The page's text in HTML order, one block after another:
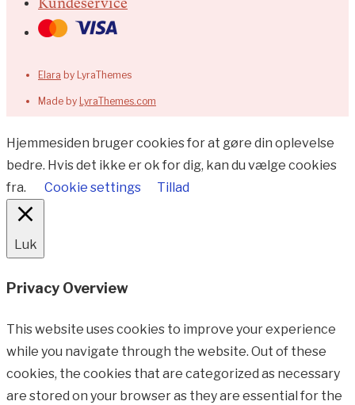
Elara by LyraThemes
Made by LyraThemes.com
Hjemmesiden bruger cookies for at gøre din oplevelse
bedre. Hvis det ikke er ok for dig, kan du vælge cookies
fra.
Cookie settings Tillad
Luk
Privacy Overview
This website uses cookies to improve your experience
while you navigate through the website. Out of these
cookies, the cookies that are categorized as necessary
are stored on your browser as they are essential for the